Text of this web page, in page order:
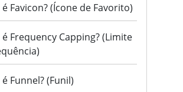
Favicon? (Ícone de Favorito)
é Frequency Capping? (Limite
Funnel? (Funil)